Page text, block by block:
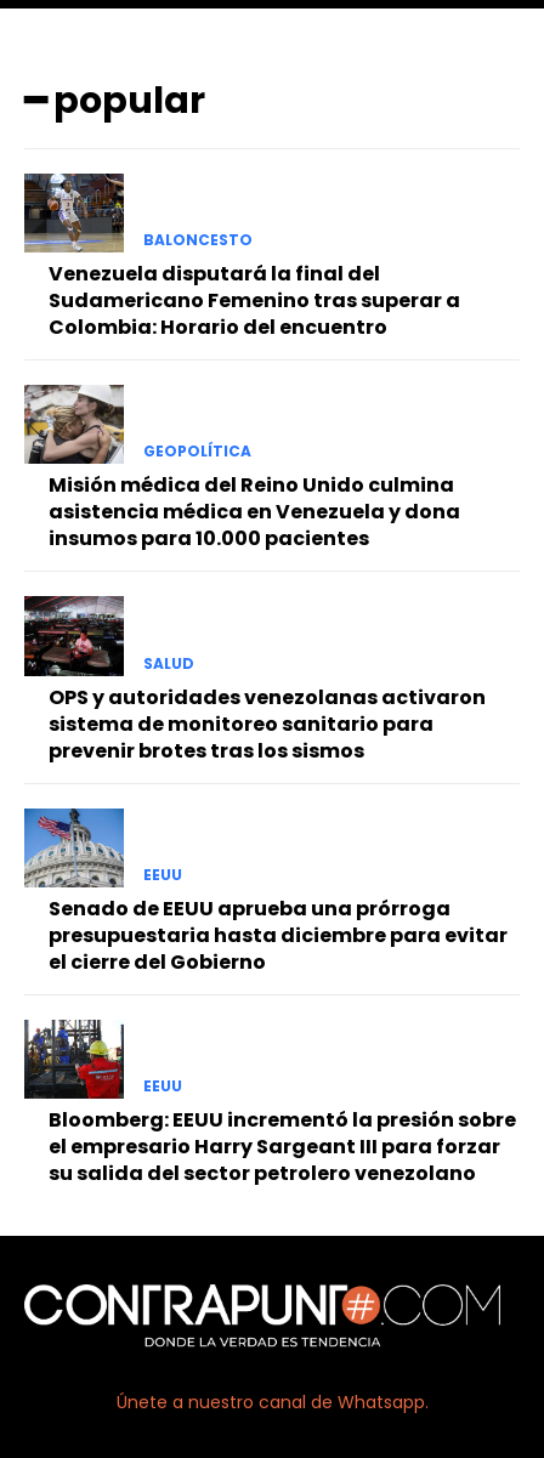
━ popular
BALONCESTO
Venezuela disputará la final del
Sudamericano Femenino tras superar a
Colombia: Horario del encuentro
GEOPOLÍTICA
Misión médica del Reino Unido culmina
asistencia médica en Venezuela y dona
insumos para 10.000 pacientes
SALUD
OPS y autoridades venezolanas activaron
sistema de monitoreo sanitario para
prevenir brotes tras los sismos
EEUU
Senado de EEUU aprueba una prórroga
presupuestaria hasta diciembre para evitar
el cierre del Gobierno
EEUU
Bloomberg: EEUU incrementó la presión sobre
el empresario Harry Sargeant III para forzar
su salida del sector petrolero venezolano
Únete a nuestro canal de Whatsapp.